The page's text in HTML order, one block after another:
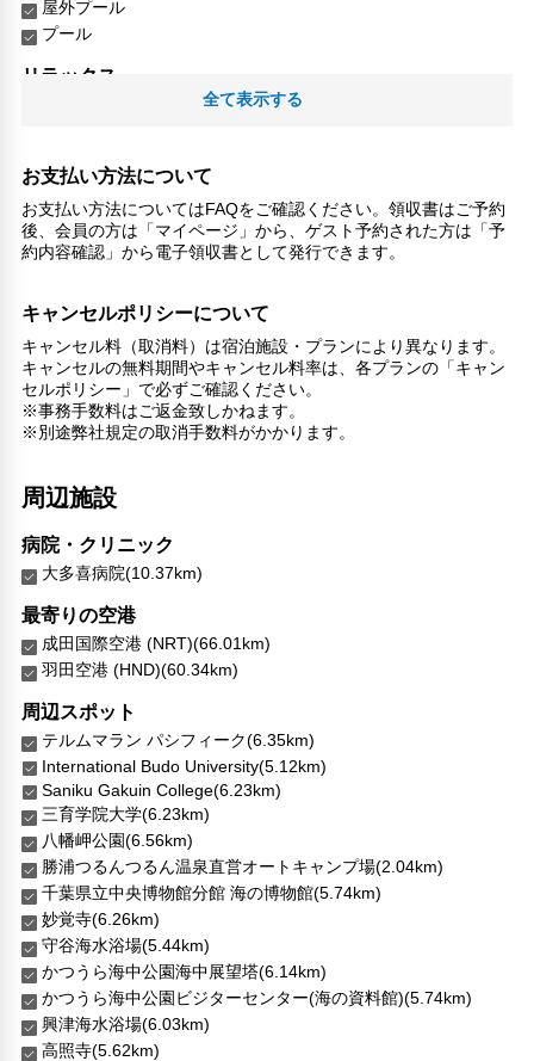
屋外プール
プール
リラックス
喫煙所
スパ/サウナ
子供向け施設・サービス
家族・お子様に優しい設備
こだわりの設備
ガーデン
館内施設・便利なサービス
ランドリーサービス
対応言語
日本語
その他サービス
24時間フロント対応
チェックイン/アウト（エクスプレス）
共用ラウンジ/TVエリア
トイレタリー
衣類乾燥機
24時間セキュリティ
コンタクトレス チェックイン/チェックアウト
コインランドリー
チェックイン/チェックアウト（プライベート）
リネン・衣類の湯洗い
共用筆記用具の設置なし
キャッシュレス支払いサービス
チェックイン（24時間対応）
洗濯機
全て表示する
お支払い方法について
お支払い方法についてはFAQをご確認ください。領収書はご予約
後、会員の方は「マイページ」から、ゲスト予約された方は「予
約内容確認」から電子領収書として発行できます。
キャンセルポリシーについて
キャンセル料（取消料）は宿泊施設・プランにより異なります。
キャンセルの無料期間やキャンセル料率は、各プランの「キャン
セルポリシー」で必ずご確認ください。
※事務手数料はご返金致しかねます。
※別途弊社規定の取消手数料がかかります。
周辺施設
病院・クリニック
大多喜病院(10.37km)
最寄りの空港
成田国際空港 (NRT)(66.01km)
羽田空港 (HND)(60.34km)
周辺スポット
テルムマラン パシフィーク(6.35km)
International Budo University(5.12km)
Saniku Gakuin College(6.23km)
三育学院大学(6.23km)
八幡岬公園(6.56km)
勝浦つるんつるん温泉直営オートキャンプ場(2.04km)
千葉県立中央博物館分館 海の博物館(5.74km)
妙覚寺(6.26km)
守谷海水浴場(5.44km)
かつうら海中公園海中展望塔(6.14km)
かつうら海中公園ビジターセンター(海の資料館)(5.74km)
興津海水浴場(6.03km)
高照寺(5.62km)